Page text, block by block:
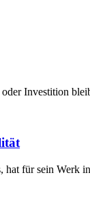
Investition
hat für sein